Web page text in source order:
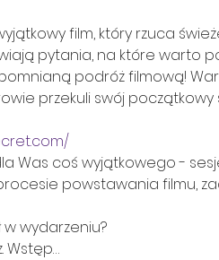
wyjątkowy film, który rzuca
pytania, na które warto
podróż filmową!
przekuli swój
Was coś wyjątkowego -
powstawania filmu,
w wydarzeniu?
Wstęp…